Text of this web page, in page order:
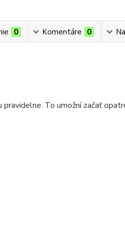
0 Komentáre 0
To umožní začať